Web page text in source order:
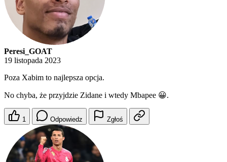
Peresi_GOAT
19 listopada 2023
Poza Xabim to najlepsza opcja.
No chyba, że przyjdzie Zidane i wtedy Mbapee 😀.
1 Odpowiedz Zgłoś